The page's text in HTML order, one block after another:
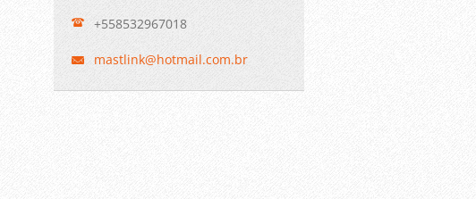
+558532967018
mastlink@hotmail.com.br